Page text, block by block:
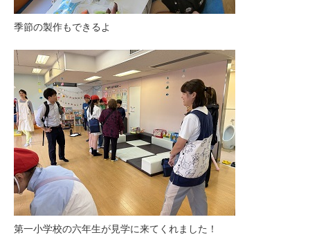
季節の製作もできるよ
第一小学校の六年生が見学に来てくれました！